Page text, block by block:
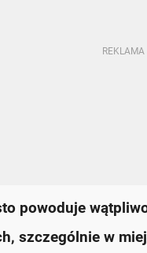
powoduje
szczególnie w